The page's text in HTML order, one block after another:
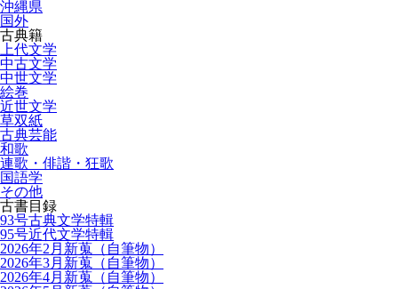
沖縄県
国外
古典籍
上代文学
中古文学
中世文学
絵巻
近世文学
草双紙
古典芸能
和歌
連歌・俳諧・狂歌
国語学
その他
古書目録
93号古典文学特輯
95号近代文学特輯
2026年2月新蒐（自筆物）
2026年3月新蒐（自筆物）
2026年4月新蒐（自筆物）